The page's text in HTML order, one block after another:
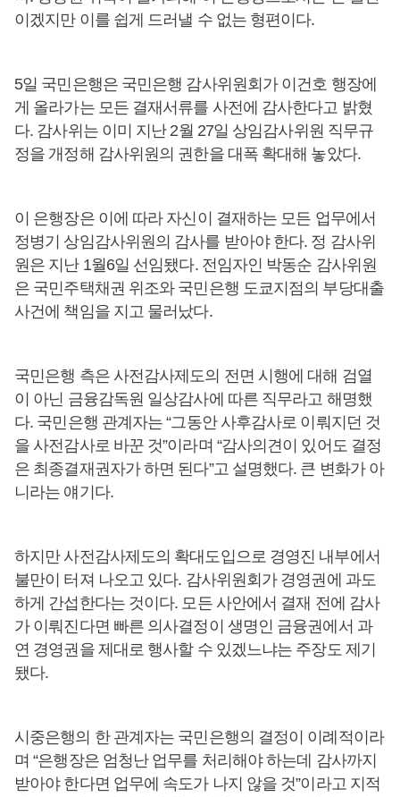
이겠지만 이를 쉽게 드러낼 수 없는 형편이다.
5일 국민은행은 국민은행 감사위원회가 이건호 행장에
게 올라가는 모든 결재서류를 사전에 감사한다고 밝혔
다. 감사위는 이미 지난 2월 27일 상임감사위원 직무규
정을 개정해 감사위원의 권한을 대폭 확대해 놓았다.
이 은행장은 이에 따라 자신이 결재하는 모든 업무에서
정병기 상임감사위원의 감사를 받아야 한다. 정 감사위
원은 지난 1월6일 선임됐다. 전임자인 박동순 감사위원
은 국민주택채권 위조와 국민은행 도쿄지점의 부당대출
사건에 책임을 지고 물러났다.
국민은행 측은 사전감사제도의 전면 시행에 대해 검열
이 아닌 금융감독원 일상감사에 따른 직무라고 해명했
다. 국민은행 관계자는 “그동안 사후감사로 이뤄지던 것
을 사전감사로 바꾼 것”이라며 “감사의견이 있어도 결정
은 최종결재권자가 하면 된다”고 설명했다. 큰 변화가 아
니라는 얘기다.
하지만 사전감사제도의 확대도입으로 경영진 내부에서
불만이 터져 나오고 있다. 감사위원회가 경영권에 과도
하게 간섭한다는 것이다. 모든 사안에서 결재 전에 감사
가 이뤄진다면 빠른 의사결정이 생명인 금융권에서 과
연 경영권을 제대로 행사할 수 있겠느냐는 주장도 제기
됐다.
시중은행의 한 관계자는 국민은행의 결정이 이례적이라
며 “은행장은 엄청난 업무를 처리해야 하는데 감사까지
받아야 한다면 업무에 속도가 나지 않을 것”이라고 지적